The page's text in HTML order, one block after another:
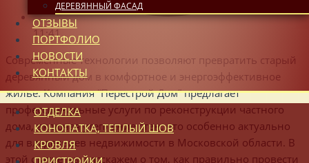
ДЕРЕВЯННЫЙ ФАСАД
ОТЗЫВЫ
ПОРТФОЛИО
НОВОСТИ
КОНТАКТЫ
ОТДЕЛКА
КОНОПАТКА, ТЕПЛЫЙ ШОВ
КРОВЛЯ
11:41
Современные технологии позволяют превратить старый
деревянный дом в комфортное и энергоэффективное
жилье. Компания “Перестрой Дом” предлагает
профессиональные услуги по реконструкции частного
дома, включая утепление стен, что особенно актуально
для владельцев недвижимости в Московской области. В
этой статье мы расскажем о том, как правильно провести